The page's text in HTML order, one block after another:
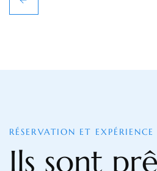
RÉSERVATION ET EXPÉRIENCE
Ils sont